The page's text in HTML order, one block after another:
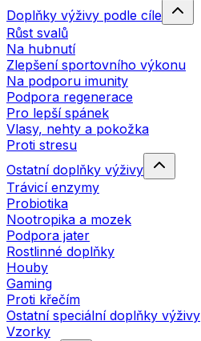
Doplňky výživy podle cíle
Růst svalů
Na hubnutí
Zlepšení sportovního výkonu
Na podporu imunity
Podpora regenerace
Pro lepší spánek
Vlasy, nehty a pokožka
Proti stresu
Ostatní doplňky výživy
Trávicí enzymy
Probiotika
Nootropika a mozek
Podpora jater
Rostlinné doplňky
Houby
Gaming
Proti křečím
Ostatní speciální doplňky výživy
Vzorky